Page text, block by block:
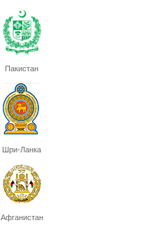
Пакистан
Шри-Ланка
Афганистан